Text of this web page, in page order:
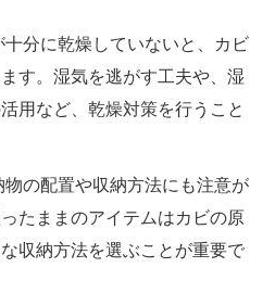
十分に乾燥していないと、カビ
す。湿気を逃がす工夫や、湿
用など、乾燥対策を行うこと
物の配置や収納方法にも注意が
たままのアイテムはカビの原
収納方法を選ぶことが重要で